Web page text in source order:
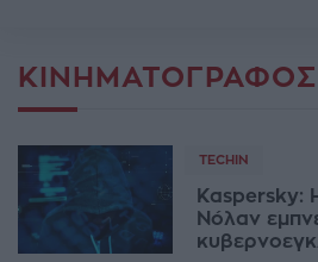
ΚΙΝΗΜΑΤΟΓΡΆΦΟΣ
TECHIN
Kaspersky:
Νόλαν